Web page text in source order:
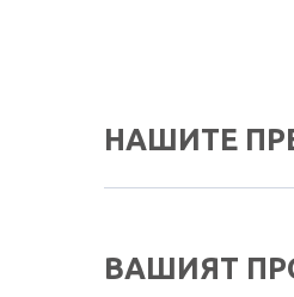
НАШИТЕ
ВАШИЯТ